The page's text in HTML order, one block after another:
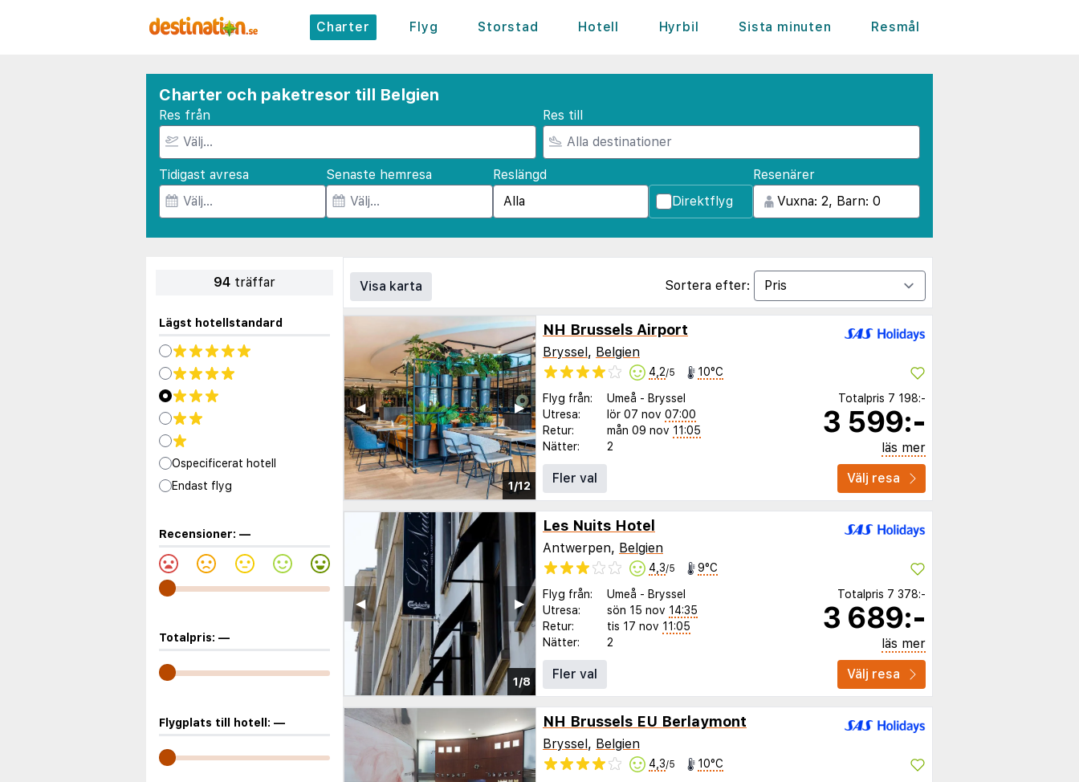
Charter Flyg Storstad Hotell Hyrbil Sista minuten Resmål
Charter och paketresor till Belgien
Res från Res till
Tidigast avresa Senaste hemresa
Reslängd
Direktflyg
Resenärer
94 träffar
Lägst hotellstandard
Ospecificerat hotell
Endast flyg
Recensioner: —
Totalpris: —
Flygplats till hotell: —
Visa karta Sortera efter:
1/12
▶︎
◀︎
NH Brussels Airport
Bryssel, Belgien
4,2/5 10°C
Flyg från: Umeå - Bryssel
Utresa:
lör 07 nov 07:00
Retur:
mån 09 nov 11:05
Nätter:
2
Totalpris 7 198:-
3 599:-
läs mer
Fler val
Välj resa
1/8
▶︎
◀︎
Les Nuits Hotel
Antwerpen, Belgien
4,3/5 9°C
Flyg från: Umeå - Bryssel
Utresa:
sön 15 nov 14:35
Retur:
tis 17 nov 11:05
Nätter:
2
Totalpris 7 378:-
3 689:-
läs mer
Fler val
Välj resa
NH Brussels EU Berlaymont
Bryssel, Belgien
4,3/5 10°C